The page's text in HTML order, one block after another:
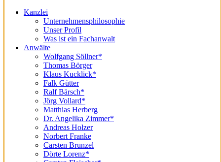
Kanzlei
Unternehmensphilosophie
Unser Profil
Was ist ein Fachanwalt
Anwälte
Wolfgang Söllner*
Thomas Börger
Klaus Kucklick*
Falk Gütter
Ralf Bärsch*
Jörg Vollard*
Matthias Herberg
Dr. Angelika Zimmer*
Andreas Holzer
Norbert Franke
Carsten Brunzel
Dörte Lorenz*